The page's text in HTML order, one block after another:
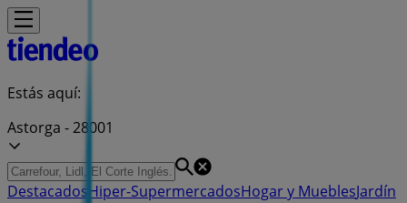
Estás aquí:
Astorga - 28001
Destacados Hiper-SupermercadosHogar y MueblesJardín